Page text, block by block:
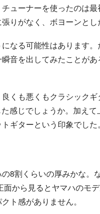
ューナーを使ったのは
りがなく、ボヨーンと
なる可能性はあります
音を出してみたことが
くも悪くもクラシック
感じでしょうか。加え
ギターという印象でした
8割くらいの厚みかな。
から見るとヤマハのモ
ト感がありません。